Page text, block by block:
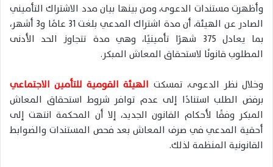
وأظهرت مستندات الدعوى، ومن بينها بيان مدد الاشتراك التأميني
الصادر عن الهيئة، أن مدة اشتراك المدعي بلغت 31 عامًا و3 أشهر،
بما يعادل 375 شهرًا تأمينيًا، وهي مدة تتجاوز الحد الأدنى
المطلوب قانونًا لاستحقاق المعاش المبكر.
وخلال نظر الدعوى، تمسكت الهيئة القومية للتأمين الاجتماعي
برفض الطلب استنادًا إلى عدم توافر شروط استحقاق المعاش
المبكر وفقًا لأحكام القانون الجديد، إلا أن المحكمة انتهت إلى
أحقية المدعي في صرف المعاش بعد فحص المستندات والضوابط
القانونية المنظمة لذلك.